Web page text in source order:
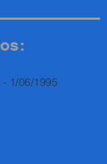
1/06/1995